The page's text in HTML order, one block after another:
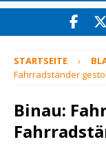
STARTSEITE
Fahrradständer
Binau: